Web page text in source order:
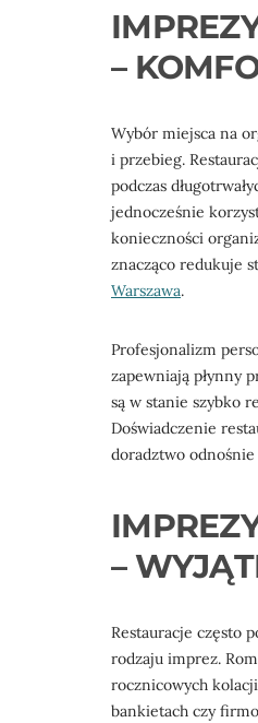
–
Wybór miejsca na
i przebieg.
podczas
jednocześnie
konieczności
znacząco redukuje
Warszawa.
Profesjonalizm
zapewniają płynny
są w stanie szybko
Doświadczenie
doradztwo
–
Restauracje często
rodzaju imprez.
rocznicowych
bankietach czy